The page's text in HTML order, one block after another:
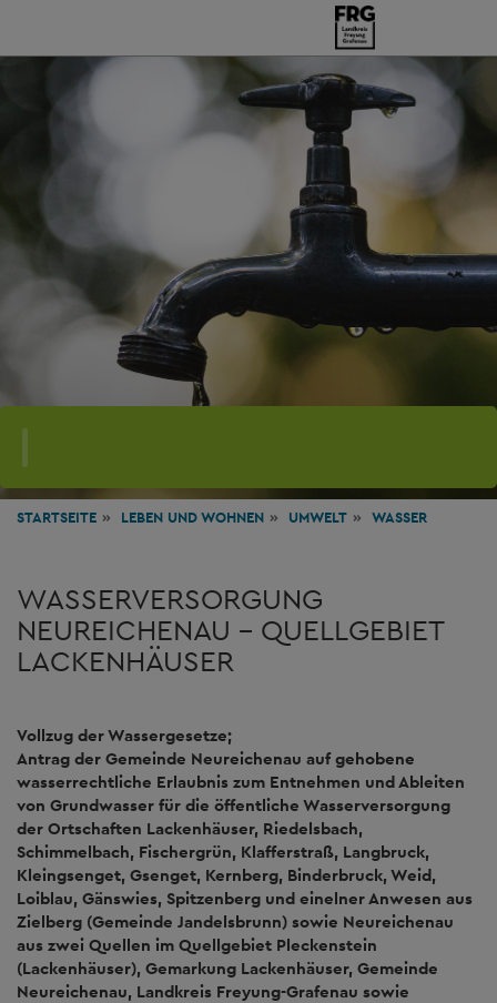
STARTSEITE LEBEN UND WOHNEN UMWELT WASSER
WASSERVERSORGUNG
NEUREICHENAU - QUELLGEBIET
LACKENHÄUSER
Vollzug der Wassergesetze;
Antrag der Gemeinde Neureichenau auf gehobene
wasserrechtliche Erlaubnis zum Entnehmen und Ableiten
von Grundwasser für die öffentliche Wasserversorgung
der Ortschaften Lackenhäuser, Riedelsbach,
Schimmelbach, Fischergrün, Klafferstraß, Langbruck,
Kleingsenget, Gsenget, Kernberg, Binderbruck, Weid,
Loiblau, Gänswies, Spitzenberg und einelner Anwesen aus
Zielberg (Gemeinde Jandelsbrunn) sowie Neureichenau
aus zwei Quellen im Quellgebiet Pleckenstein
(Lackenhäuser), Gemarkung Lackenhäuser, Gemeinde
Neureichenau, Landkreis Freyung-Grafenau sowie